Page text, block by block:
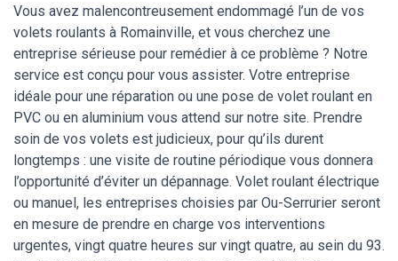
Vous avez malencontreusement endommagé l’un de vos
volets roulants à Romainville, et vous cherchez une
entreprise sérieuse pour remédier à ce problème ? Notre
service est conçu pour vous assister. Votre entreprise
idéale pour une réparation ou une pose de volet roulant en
PVC ou en aluminium vous attend sur notre site. Prendre
soin de vos volets est judicieux, pour qu’ils durent
longtemps : une visite de routine périodique vous donnera
l’opportunité d’éviter un dépannage. Volet roulant électrique
ou manuel, les entreprises choisies par Ou-Serrurier seront
en mesure de prendre en charge vos interventions
urgentes, vingt quatre heures sur vingt quatre, au sein du 93.